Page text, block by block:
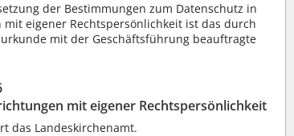
der Bestimmungen zum Datenschutz in
eigener Rechtspersönlichkeit ist das durch
mit der Geschäftsführung beauftragte
mit eigener Rechtspersönlichkeit
das Landeskirchenamt.